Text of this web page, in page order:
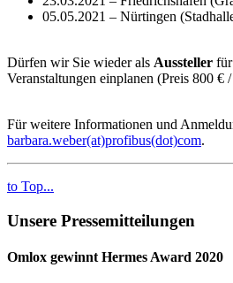
05.05.2021 – Nürtingen
Dürfen wir Sie wieder als Aussteller
Veranstaltungen einplanen (Preis 800 €
Für weitere Informationen und
barbara.weber(at)profibus(dot)com.
to Top...
Unsere Pressemitteilungen
Omlox gewinnt Hermes Award 2020